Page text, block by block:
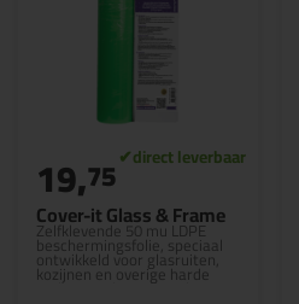
Cover-it Glass & Frame
Zelfklevende 50 mu LDPE
beschermingsfolie, speciaal
ontwikkeld voor glasruiten,
kozijnen en overige harde
ondergronden te beschermen
19,75